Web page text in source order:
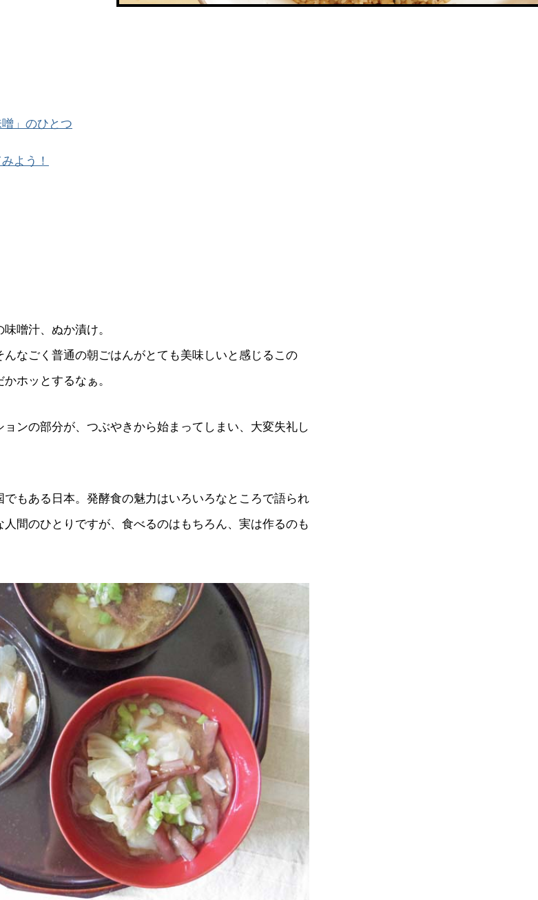
」のひとつ
よう！
噌汁、ぬか漬け。
なごく普通の朝ごはんがとても美味しいと感じるこの
ホッとするなぁ。
ンの部分が、つぶやきから始まってしまい、大変失礼し
もある日本。発酵食の魅力はいろいろなところで語られ
間のひとりですが、食べるのはもちろん、実は作るのも